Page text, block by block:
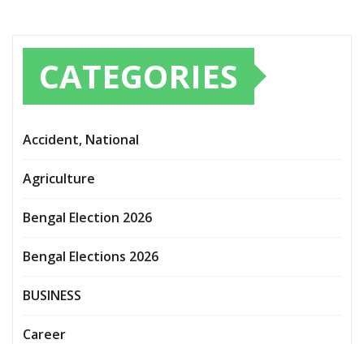
CATEGORIES
Accident, National
Agriculture
Bengal Election 2026
Bengal Elections 2026
BUSINESS
Career